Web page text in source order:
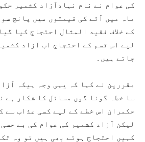
کی عوام نے نام نہادآزاد کشمیر
ماہ میں آٹے کی قیمتوں میں پانچ
کے خلاف فقید المثال احتجاج کیا
لیے اس قسم کے احتجاج اب آزاد
جاتے ہیں۔
مقررین نے کہا کہ یہی وجہ ہیکہ
سا خطہ گونا گوں مسائل کا شکار ہے
حکمران اس خطے کے لیے کسی عذاب سے
لیکن آزاد کشمیر کی عوام کی بے
کہیں احتجاج ہوتے بھی ہیں تو وہ